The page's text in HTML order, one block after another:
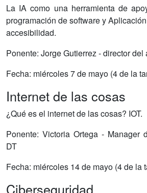
La IA como una herramienta de
programación de software y
accesibilidad.
Ponente: Jorge Gutierrez - director
Fecha: miércoles 7 de mayo (4 de la
Internet de las cosas
¿Qué es el internet de las cosas? IOT.
Ponente: Victoria Ortega - Manager
DT
Fecha: miércoles 14 de mayo (4 de la
Ciberseguridad